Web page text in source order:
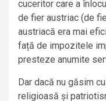
cuceritor care a
de fier austriac (de
austriacă era mai
față de impozitele
presteze anumite
Dar dacă nu găsim
religioasă și